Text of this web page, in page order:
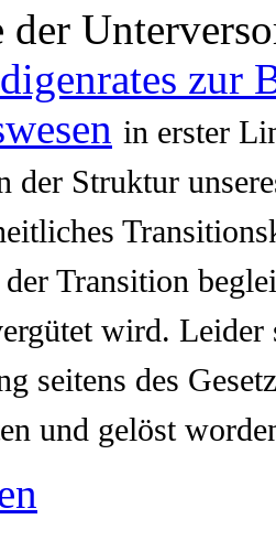
der
in erster
der Struktur
der Transition
wird.
seitens des
und gelöst